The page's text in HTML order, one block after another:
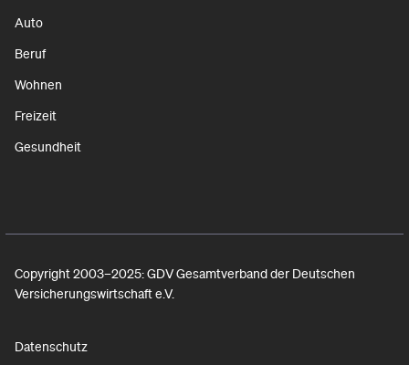
Auto
Beruf
Wohnen
Freizeit
Gesundheit
Copyright 2003–2025: GDV Gesamtverband der Deutschen
Versicherungswirtschaft e.V.
Datenschutz